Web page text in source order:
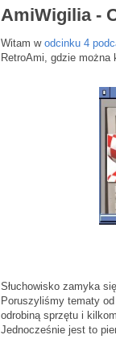
AmiWigilia -
Witam w odcinku 4
RetroAmi, gdzie można
Słuchowisko zamyka
Poruszyliśmy tematy
odrobiną sprzętu i
Jednocześnie jest to